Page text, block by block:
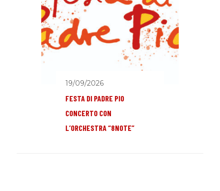
19/09/2026
FESTA DI PADRE PIO
CONCERTO CON
L’ORCHESTRA “8NOTE”